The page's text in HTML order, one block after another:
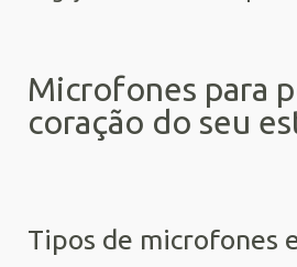
Microfones para
coração do seu
Tipos de microfones